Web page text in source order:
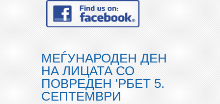
МЕЃУНАРОДЕН ДЕН
НА ЛИЦАТА СО
ПОВРЕДЕН 'РБЕТ 5.
СЕПТЕМВРИ